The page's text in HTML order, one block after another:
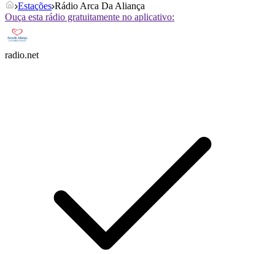
Estações Rádio Arca Da Aliança
Ouça esta rádio gratuitamente no aplicativo:
radio.net